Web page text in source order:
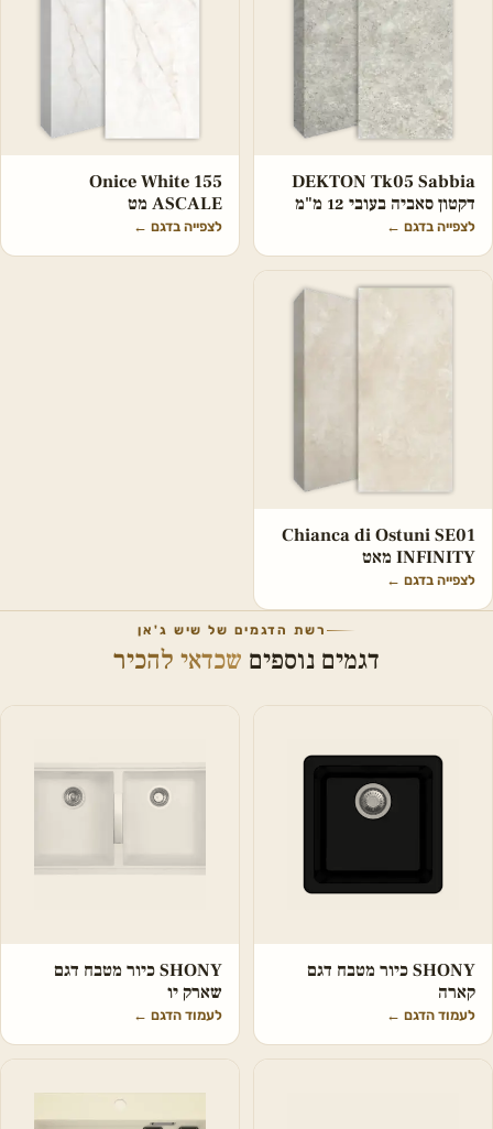
DEKTON Tk05 Sabbia
דקטון סאביה בעובי 12 מ"מ
לצפייה בדגם ←
Onice White 155
ASCALE מט
לצפייה בדגם ←
Chianca di Ostuni SE01
INFINITY מאט
לצפייה בדגם ←
רשת הדגמים של שיש ג'אן
דגמים נוספים שכדאי להכיר
SHONY כיור מטבח דגם
קארה
לעמוד הדגם ←
SHONY כיור מטבח דגם
שארק יו
לעמוד הדגם ←